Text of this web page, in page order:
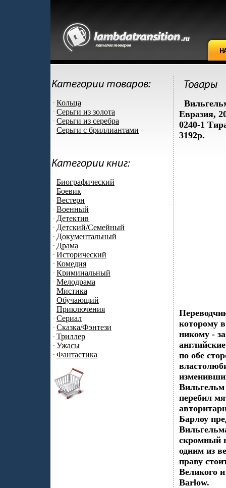
Кольца
Серьги из золота
Серьги из серебра
Серьги с бриллиантами
Биографический
Боевик
Вестерн
Военный
Детектив
Детский/Семейный
Документальный
Драма
Исторический
Комедия
Криминальный
Мелодрама
Мистика
Обучающий
Приключения
Сериал
Сказка/Фэнтези
Триллер
Ужасы
Фантастика
Евразия,
0240-1
3192p.
которому
никому -
по обе
Вильгельм
перебил
Барлоу
скромный
одним из
праву
Великого
Barlow.